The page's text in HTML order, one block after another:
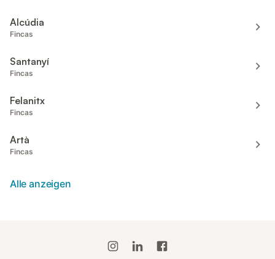
Alcúdia
Fincas
Santanyí
Fincas
Felanitx
Fincas
Artà
Fincas
Alle anzeigen